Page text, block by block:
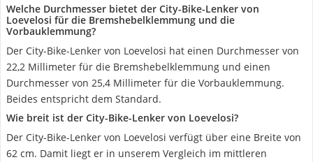
Welche Durchmesser bietet der City-Bike-Lenker von
Loevelosi für die Bremshebelklemmung und die
Vorbauklemmung?
Der City-Bike-Lenker von Loevelosi hat einen Durchmesser von
22,2 Millimeter für die Bremshebelklemmung und einen
Durchmesser von 25,4 Millimeter für die Vorbauklemmung.
Beides entspricht dem Standard.
Wie breit ist der City-Bike-Lenker von Loevelosi?
Der City-Bike-Lenker von Loevelosi verfügt über eine Breite von
62 cm. Damit liegt er in unserem Vergleich im mittleren